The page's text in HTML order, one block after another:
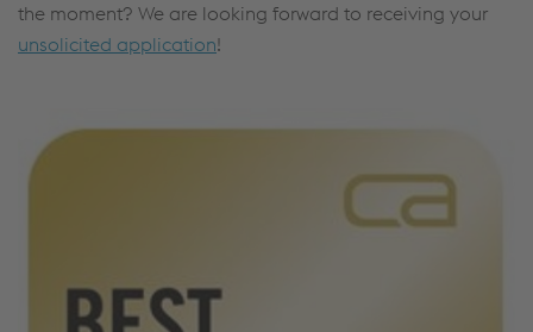
the moment? We are looking forward to receiving your
unsolicited application!